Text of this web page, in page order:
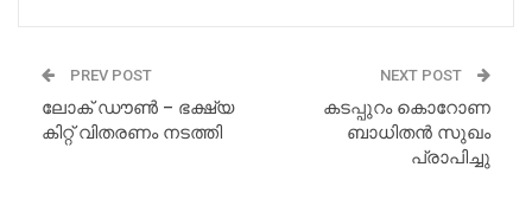
PREV POST
ലോക് ഡൗൺ – ഭക്ഷ്യ
കിറ്റ്‌ വിതരണം നടത്തി
NEXT POST
കടപ്പുറം കൊറോണ
ബാധിതൻ സുഖം
പ്രാപിച്ചു